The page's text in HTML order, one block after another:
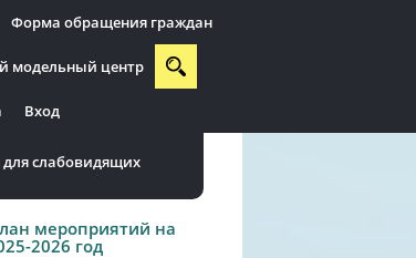
Форма обращения граждан
модельный центр
Вход
для слабовидящих
мероприятий на
2026 год